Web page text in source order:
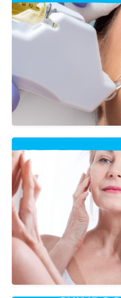
Consiste en la
nutritivas,
mediante
superficiales en la
piel, aumenta la
Glow; pudiendo
hiperpigmentaciones,
Este tratamiento
producción de
suaviza las líneas
mejora la elasticidad
piel, provocando un
lifting. Los
hasta 12-18 meses,
puede variar